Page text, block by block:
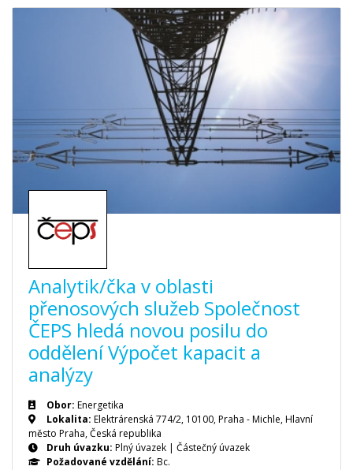
Analytik/čka v oblasti
přenosových služeb Společnost
ČEPS hledá novou posilu do
oddělení Výpočet kapacit a
analýzy
Obor: Energetika
Lokalita: Elektrárenská 774/2, 10100, Praha - Michle, Hlavní
město Praha, Česká republika
Druh úvazku: Plný úvazek | Částečný úvazek
Požadované vzdělání: Bc.